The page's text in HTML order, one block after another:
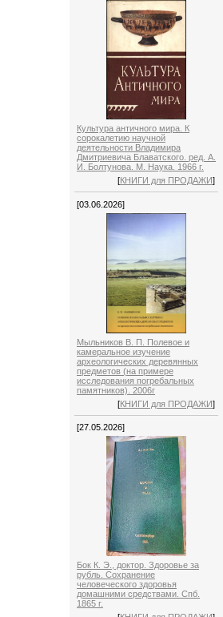
Культура античного мира. К
сорокалетию научной
деятельности Владимира
Дмитриевича Блаватского. ред. А.
И. Болтунова. М. Наука. 1966 г.
[КНИГИ для ПРОДАЖИ]
[03.06.2026]
Мыльников В. П. Полевое и
камеральное изучение
археологических деревянных
предметов (на примере
исследования погребальных
памятников). 2006г
[КНИГИ для ПРОДАЖИ]
[27.05.2026]
Бок К. Э., доктор. Здоровье за
рубль. Сохранение
человеческого здоровья
домашними средствами. Спб.
1865 г.